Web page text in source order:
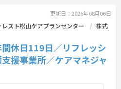
の双方を守るリスク
す。今後は、ご家族
るシステムや、AIを
ど、IT技術を積極的
上と従業員の業務効
サービスを追求して
盤と革新への意欲を
更新日：2026年08月06日
スト松山ケアプランセンター
株式
間休日119日／リフレッシ
援事業所／ケアマネジャ